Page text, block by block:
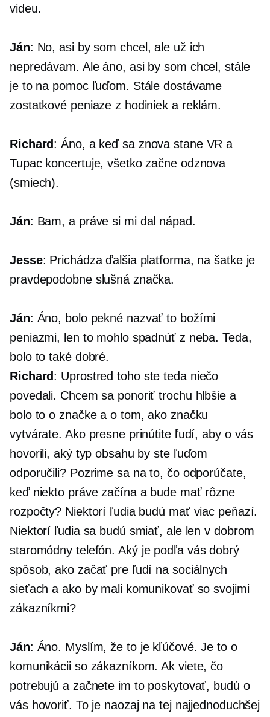
videu.
Ján: No, asi by som chcel, ale už ich
nepredávam. Ale áno, asi by som chcel, stále
je to na pomoc ľuďom. Stále dostávame
zostatkové peniaze z hodiniek a reklám.
Richard: Áno, a keď sa znova stane VR a
Tupac koncertuje, všetko začne odznova
(smiech).
Ján: Bam, a práve si mi dal nápad.
Jesse: Prichádza ďalšia platforma, na šatke je
pravdepodobne slušná značka.
Ján: Áno, bolo pekné nazvať to božími
peniazmi, len to mohlo spadnúť z neba. Teda,
bolo to také dobré.
Richard: Uprostred toho ste teda niečo
povedali. Chcem sa ponoriť trochu hlbšie a
bolo to o značke a o tom, ako značku
vytvárate. Ako presne prinútite ľudí, aby o vás
hovorili, aký typ obsahu by ste ľuďom
odporučili? Pozrime sa na to, čo odporúčate,
keď niekto práve začína a bude mať rôzne
rozpočty? Niektorí ľudia budú mať viac peňazí.
Niektorí ľudia sa budú smiať, ale len v dobrom
staromódny telefón. Aký je podľa vás dobrý
spôsob, ako začať pre ľudí na sociálnych
sieťach a ako by mali komunikovať so svojimi
zákazníkmi?
Ján: Áno. Myslím, že to je kľúčové. Je to o
komunikácii so zákazníkom. Ak viete, čo
potrebujú a začnete im to poskytovať, budú o
vás hovoriť. To je naozaj na tej najjednoduchšej